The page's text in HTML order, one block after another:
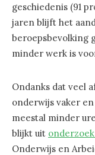
geschiedenis (91
jaren blijft het
beroepsbevolking
minder werk is
Ondanks dat veel
onderwijs vaker
meestal minder
blijkt uit onderzoek
Onderwijs en